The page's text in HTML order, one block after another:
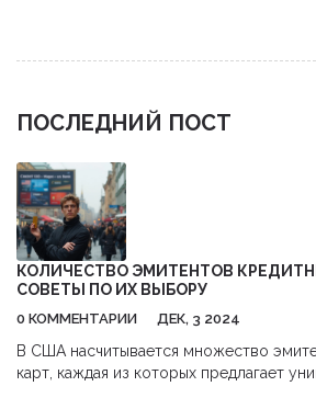
ПОСЛЕДНИЙ ПОСТ
КОЛИЧЕСТВО ЭМИТЕНТОВ
СОВЕТЫ ПО ИХ ВЫБОРУ
0 КОММЕНТАРИИ ДЕК, 3 2024
В США насчитывается множество
карт, каждая из которых предлагает